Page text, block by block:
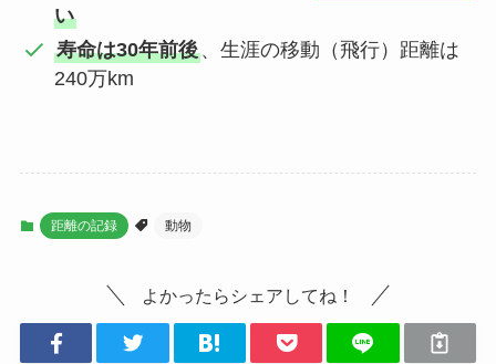
い
寿命は30年前後、生涯の移動（飛行）距離は
240万km
距離の記録 動物
よかったらシェアしてね！